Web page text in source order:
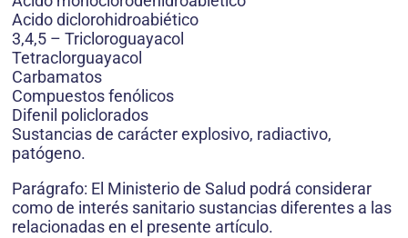
Acido diclorohidroabiético
3,4,5 – Tricloroguayacol
Tetraclorguayacol
Carbamatos
Compuestos fenólicos
Difenil policlorados
Sustancias de carácter explosivo, radiactivo,
patógeno.
Parágrafo: El Ministerio de Salud podrá considerar
como de interés sanitario sustancias diferentes a las
relacionadas en el presente artículo.